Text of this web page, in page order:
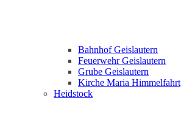
Bahnhof Geislautern
Feuerwehr Geislautern
Grube Geislautern
Kirche Maria Himmelfahrt
Heidstock